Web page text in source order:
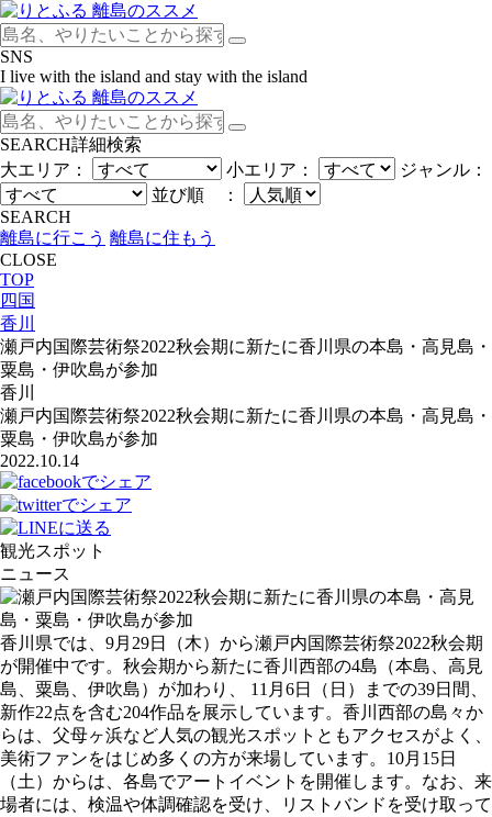
SNS
I live with the island and stay with the island
SEARCH詳細検索
大エリア：
小エリア：
ジャンル：
並び順 ：
SEARCH
離島に行こう 離島に住もう
CLOSE
TOP
四国
香川
瀬戸内国際芸術祭2022秋会期に新たに香川県の本島・高見島・
粟島・伊吹島が参加
香川
瀬戸内国際芸術祭2022秋会期に新たに香川県の本島・高見島・
粟島・伊吹島が参加
2022.10.14
観光スポット
ニュース
香川県では、9月29日（木）から瀬戸内国際芸術祭2022秋会期
が開催中です。秋会期から新たに香川西部の4島（本島、高見
島、粟島、伊吹島）が加わり、 11月6日（日）までの39日間、
新作22点を含む204作品を展示しています。香川西部の島々か
らは、父母ヶ浜など人気の観光スポットともアクセスがよく、
美術ファンをはじめ多くの方が来場しています。10月15日
（土）からは、各島でアートイベントを開催します。なお、来
場者には、検温や体調確認を受け、リストバンドを受け取って